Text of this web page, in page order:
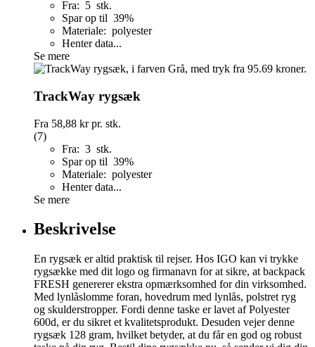
Fra: 5 stk.
Spar op til 39%
Materiale: polyester
Henter data...
Se mere
TrackWay rygsæk
Fra 58,88 krpr. stk.
(7)
Fra: 3 stk.
Spar op til 39%
Materiale: polyester
Henter data...
Se mere
Beskrivelse
En rygsæk er altid praktisk til rejser. Hos IGO kan vi trykke
rygsække med dit logo og firmanavn for at sikre, at backpack
FRESH genererer ekstra opmærksomhed for din virksomhed.
Med lynlåslomme foran, hovedrum med lynlås, polstret ryg
og skulderstropper. Fordi denne taske er lavet af Polyester
600d, er du sikret et kvalitetsprodukt. Desuden vejer denne
rygsæk 128 gram, hvilket betyder, at du får en god og robust